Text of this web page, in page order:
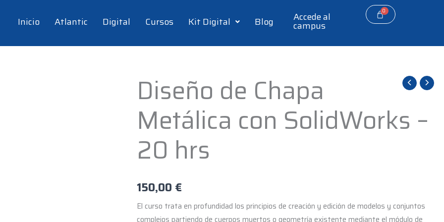
Inicio Atlantic Digital Cursos Kit Digital Blog Accede al
campus
Diseño de Chapa
Metálica con SolidWorks –
20 hrs
150,00 €
El curso trata en profundidad los principios de creación y edición de modelos y conjuntos
complejos partiendo de cuerpos muertos o geometría existente mediante el módulo de
Diseño
de
Metálica
SolidWorks
-
hrs
cantidad